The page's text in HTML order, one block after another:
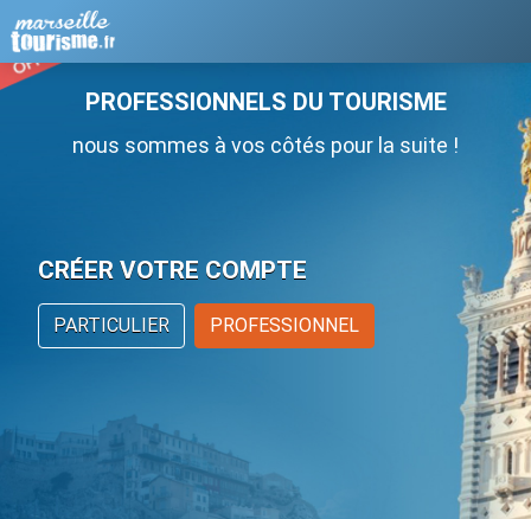
PROFESSIONNELS DU TOURISME
nous sommes à vos côtés pour la suite !
CRÉER VOTRE COMPTE
PARTICULIER PROFESSIONNEL